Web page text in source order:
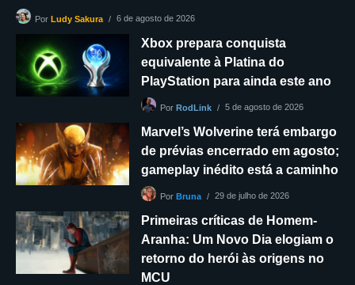
Por Ludy Sakura 6 de agosto de 2026
Xbox prepara conquista
equivalente à Platina do
PlayStation para ainda este ano
Por RodLink 5 de agosto de 2026
Marvel’s Wolverine terá embargo
de prévias encerrado em agosto;
gameplay inédito está a caminho
Por Bruna 29 de julho de 2026
Primeiras críticas de Homem-
Aranha: Um Novo Dia elogiam o
retorno do herói às origens no
MCU